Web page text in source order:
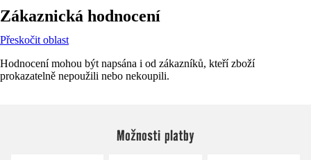
Zákaznická hodnocení
Přeskočit oblast
Hodnocení mohou být napsána i od zákazníků, kteří zboží
prokazatelně nepoužili nebo nekoupili.
Možnosti platby